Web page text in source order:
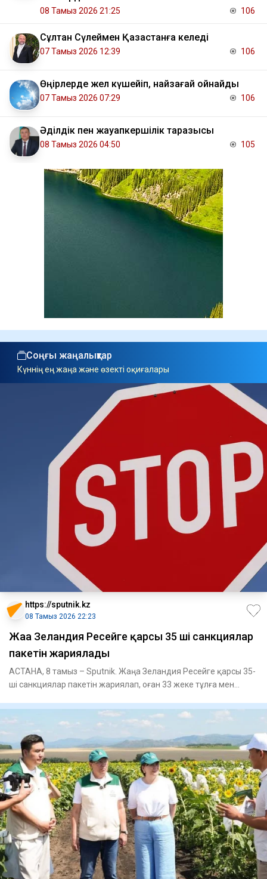
08 Тамыз 2026 21:25 106
Сұлтан Сүлеймен Қазақстанға келеді
07 Тамыз 2026 12:39 106
Өңірлерде жел күшейіп, найзағай ойнайды
07 Тамыз 2026 07:29 106
Әділдік пен жауапкершілік таразысы
08 Тамыз 2026 04:50 105
Соңғы жаңалықтар
Күннің ең жаңа және өзекті оқиғалары
https://sputnik.kz
08 Тамыз 2026 22:23
Жаңа Зеландия Ресейге қарсы 35 ші санкциялар
пакетін жариялады
АСТАНА, 8 тамыз – Sputnik. Жаңа Зеландия Ресейге қарсы 35-
ші санкциялар пакетін жариялап, оған 33 жеке тұлға мен